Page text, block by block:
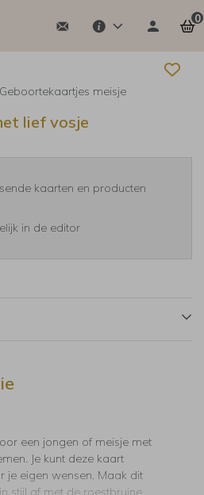
0
Geboortekaartjes meisje
lief vosje
kaarten en producten
in de editor
een jongen of meisje met
Je kunt deze kaart
je eigen wensen. Maak dit
stijl af met de roestbruine